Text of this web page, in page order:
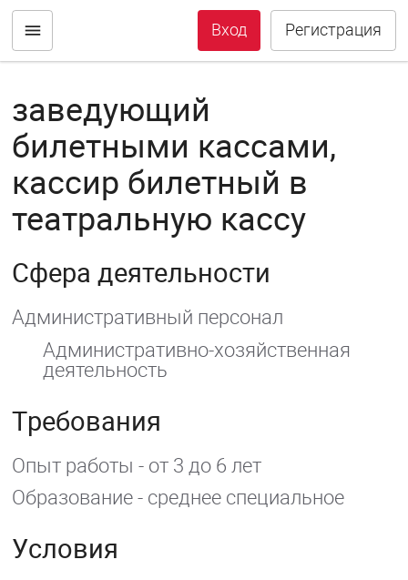
заведующий
билетными кассами,
кассир билетный в
театральную кассу
Сфера деятельности
Административный персонал
Административно-хозяйственная
деятельность
Требования
Опыт работы - от 3 до 6 лет
Образование - среднее специальное
Условия
Вход Регистрация